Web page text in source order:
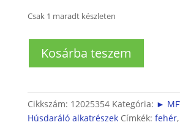
Csak 1 maradt készleten
szűrőtartó
házrész
mennyiség
Kosárba teszem
Cikkszám: 12025354 Kategória: ►
Húsdaráló alkatrészek Címkék: fehér,